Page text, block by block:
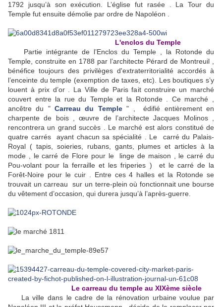
1792 jusqu’à son exécution. L’église fut rasée . La Tour du
Temple fut ensuite démolie par ordre de Napoléon .
L'enclos du Temple
Partie intégrante de l’Enclos du Temple , la Rotonde du
Temple, construite en 1788 par l’architecte Pérard de Montreuil ,
bénéfice toujours des privilèges d'extraterritorialité accordés à
l’enceinte du temple (exemption de taxes, etc). Les boutiques s’y
louent à prix d’or . La Ville de Paris fait construire un marché
couvert entre la rue du Temple et la Rotonde . Ce marché ,
ancêtre du " Carreau du Temple" , édifié entièrement en
charpente de bois , œuvre de l’architecte Jacques Molinos ,
rencontrera un grand succès . Le marché est alors constitué de
quatre carrés ayant chacun sa spécialité . Le carré du Palais-
Royal ( tapis, soieries, rubans, gants, plumes et articles à la
mode , le carré de Flore pour le linge de maison , le carré du
Pou-volant pour la ferraille et les friperies ) et le carré de la
Forêt-Noire pour le cuir . Entre ces 4 halles et la Rotonde se
trouvait un carreau sur un terre-plein où fonctionnait une bourse
du vêtement d’occasion, qui durera jusqu’à l’après-guerre.
Le carreau du temple au XIXème siècle
La ville dans le cadre de la rénovation urbaine voulue par